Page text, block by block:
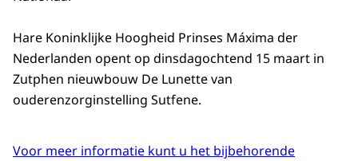
Hare Koninklijke Hoogheid Prinses Máxima der
Nederlanden opent op dinsdagochtend 15 maart in
Zutphen nieuwbouw De Lunette van
ouderenzorginstelling Sutfene.
Voor meer informatie kunt u het bijbehorende